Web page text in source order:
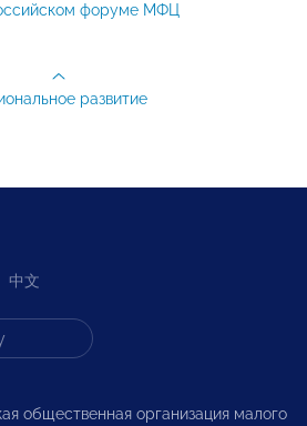
форуме МФЦ
развитие
中文
общественная организация малого